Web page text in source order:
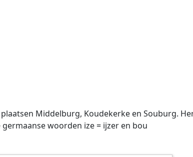
Middelburg, Koudekerke en Souburg.
woorden ize = ijzer en bou